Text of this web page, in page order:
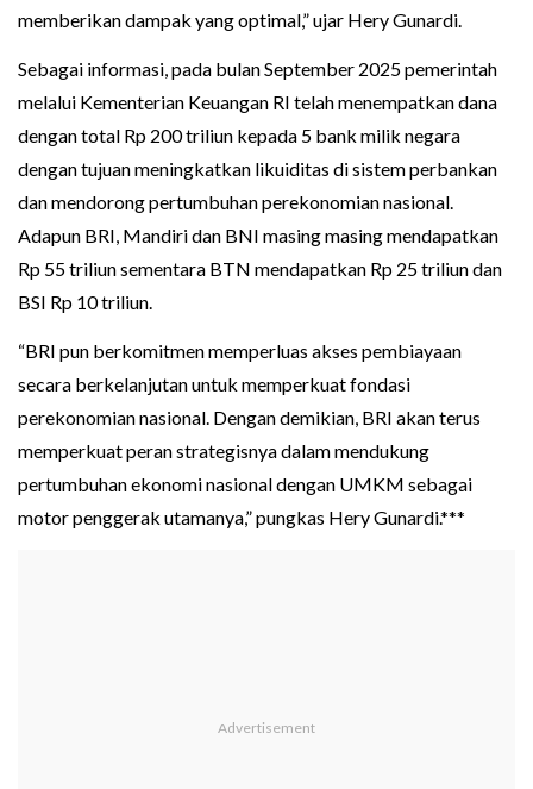
memberikan dampak yang optimal,” ujar Hery Gunardi.
Sebagai informasi, pada bulan September 2025 pemerintah
melalui Kementerian Keuangan RI telah menempatkan dana
dengan total Rp 200 triliun kepada 5 bank milik negara
dengan tujuan meningkatkan likuiditas di sistem perbankan
dan mendorong pertumbuhan perekonomian nasional.
Adapun BRI, Mandiri dan BNI masing masing mendapatkan
Rp 55 triliun sementara BTN mendapatkan Rp 25 triliun dan
BSI Rp 10 triliun.
“BRI pun berkomitmen memperluas akses pembiayaan
secara berkelanjutan untuk memperkuat fondasi
perekonomian nasional. Dengan demikian, BRI akan terus
memperkuat peran strategisnya dalam mendukung
pertumbuhan ekonomi nasional dengan UMKM sebagai
motor penggerak utamanya,” pungkas Hery Gunardi.***